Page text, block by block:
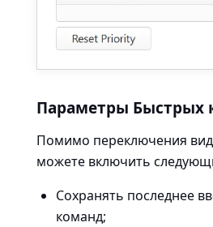
Параметры Быстрых
Помимо переключения
можете включить
Сохранять последнее
команд;